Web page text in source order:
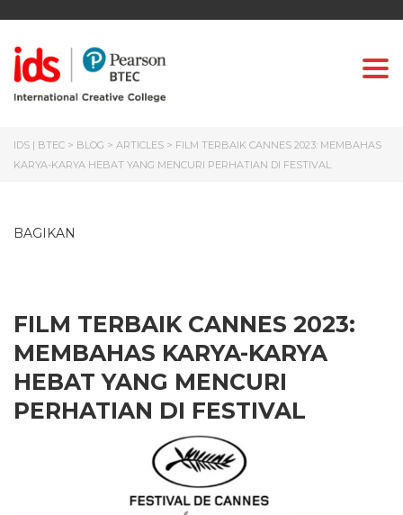
IDS | BTEC > BLOG > ARTICLES > FILM TERBAIK CANNES 2023: MEMBAHAS
KARYA-KARYA HEBAT YANG MENCURI PERHATIAN DI FESTIVAL
BAGIKAN
FILM TERBAIK CANNES 2023:
MEMBAHAS KARYA-KARYA
HEBAT YANG MENCURI
PERHATIAN DI FESTIVAL